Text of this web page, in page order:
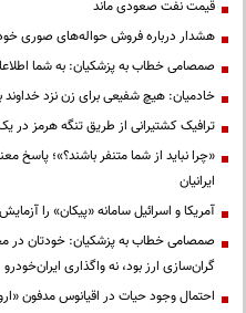
قیمت نفت صعودی ماند
هشدار درباره فروش حواله‌های صوری
صمصامی خطاب به پزشکیان: به شما
خادمیان: هیچ شفیعی برای زن نزد
ترافیک کشتیرانی از طریق تنگه هرمز در یک هفته به ۳۳
«چرا نباید از شما متنفر باشند؟»؛ پاسخ
ایرانیان
آمریکا و اسرائیل سامانه «پیکان» را
صمصامی خطاب به پزشکیان: خودتان در
گران‌سازی ارز بود، نه واگذاری ایران‌خودرو
احتمال وجود حیات در اقیانوس مدفون